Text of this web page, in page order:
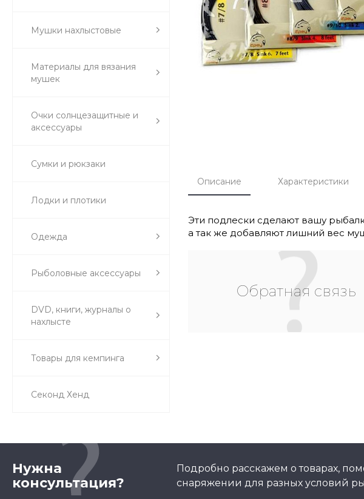
Мушки нахлыстовые
Материалы для вязания
мушек
Очки солнцезащитные и
аксессуары
Сумки и рюкзаки
Лодки и плотики
Одежда
Рыболовные аксессуары
DVD, книги, журналы о
нахлысте
Товары для кемпинга
Секонд Хенд
Описание Характеристики
Эти подлески сделают вашу
а так же добавляют лишний вес
Обратная связь
Нужна
консультация?
Подробно расскажем о товарах,
снаряжении для разных условий